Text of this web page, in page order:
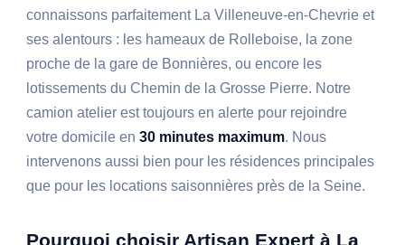
connaissons parfaitement La Villeneuve-en-Chevrie et
ses alentours : les hameaux de Rolleboise, la zone
proche de la gare de Bonnières, ou encore les
lotissements du Chemin de la Grosse Pierre. Notre
camion atelier est toujours en alerte pour rejoindre
votre domicile en30 minutes maximum. Nous
intervenons aussi bien pour les résidences principales
que pour les locations saisonnières près de la Seine.
Pourquoi choisir Artisan Expert à La